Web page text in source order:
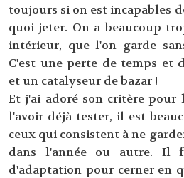
toujours si on est incapables
quoi jeter. On a beaucoup
intérieur, que l'on garde
C'est une perte de temps et
et un catalyseur de bazar !
Et j'ai adoré son critère
l'avoir déjà tester, il est
ceux qui consistent à ne
dans l'année ou autre. Il
d'adaptation pour cerner en